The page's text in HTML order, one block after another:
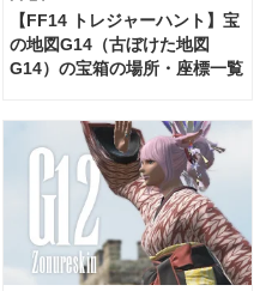
【FF14 トレジャーハント】宝
の地図G14（古ぼけた地図
G14）の宝箱の場所・座標一覧